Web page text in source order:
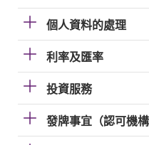
個人資料的處理
利率及匯率
投資服務
發牌事宜（認可機